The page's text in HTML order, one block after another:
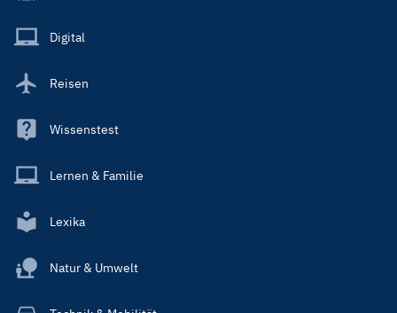
Main
Digital
Reisen
Wissenstest
Lernen & Familie
Lexika
Natur & Umwelt